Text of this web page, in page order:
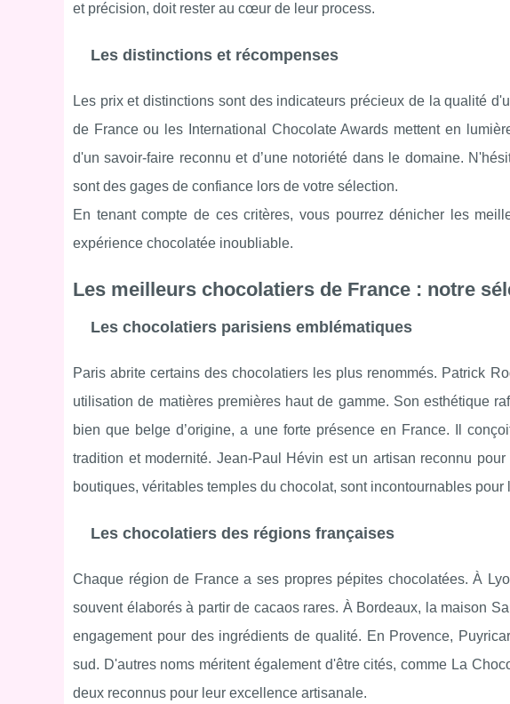
et précision, doit rester au cœur de leur process.
Les distinctions et récompenses
Les prix et distinctions sont des indicateurs précieux de la qualité
de France ou les International Chocolate Awards mettent en
d'un savoir-faire reconnu et d’une notoriété dans le domaine.
sont des gages de confiance lors de votre sélection.
En tenant compte de ces critères, vous pourrez dénicher les
expérience chocolatée inoubliable.
Les meilleurs chocolatiers de France : notre
Les chocolatiers parisiens emblématiques
Paris abrite certains des chocolatiers les plus renommés. Patrick
utilisation de matières premières haut de gamme. Son esthétique
bien que belge d’origine, a une forte présence en France. Il
tradition et modernité. Jean-Paul Hévin est un artisan reconnu
boutiques, véritables temples du chocolat, sont incontournables pour
Les chocolatiers des régions françaises
Chaque région de France a ses propres pépites chocolatées. À
souvent élaborés à partir de cacaos rares. À Bordeaux, la maison
engagement pour des ingrédients de qualité. En Provence,
sud. D'autres noms méritent également d'être cités, comme La
deux reconnus pour leur excellence artisanale.